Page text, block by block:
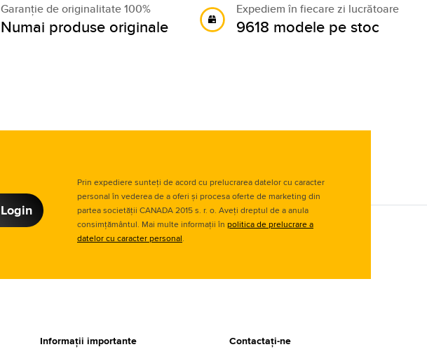
Garanție de originalitate 100%
Numai produse originale
Expediem în fiecare zi lucrătoare
9618 modele pe stoc
Login
Prin expediere sunteți de acord cu prelucrarea datelor cu caracter
personal în vederea de a oferi și procesa oferte de marketing din
partea societății CANADA 2015 s. r. o. Aveți dreptul de a anula
consimțământul. Mai multe informații în politica de prelucrare a
datelor cu caracter personal.
Informații importante Contactați-ne